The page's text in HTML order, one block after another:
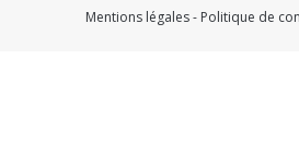
Mentions légales- Politique de